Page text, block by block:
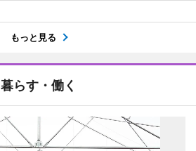
もっと見る
暮らす・働く